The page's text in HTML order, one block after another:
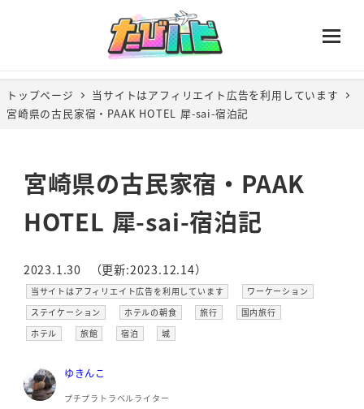
トップページ
当サイトはアフィリエイト広告を利用しています
宮崎県の古民家宿・PAAK HOTEL 犀-sai-宿泊記
宮崎県の古民家宿・PAAK
HOTEL 犀-sai-宿泊記
投稿日
2023.1.30
更新日
（更新:2023.12.14）
カテゴリー
当サイトはアフィリエイト広告を利用しています カテゴリー
ワーケーション
カテゴリー
ステイケーション カテゴリー
ホテルの朝食 カテゴリー
旅行 カテゴリー
国内旅行
カテゴリー
ホテル カテゴリー
旅館 カテゴリー
宿泊 カテゴリー
城
ゆきんこ
プチプラトラベルライター